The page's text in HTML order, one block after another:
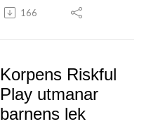
166
Korpens Riskful
Play utmanar
barnens lek